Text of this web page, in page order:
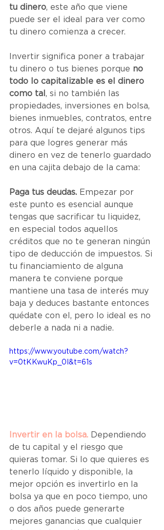
tu dinero, este año que viene
puede ser el ideal para ver como
tu dinero comienza a crecer.
Invertir significa poner a trabajar
tu dinero o tus bienes porque no
todo lo capitalizable es el dinero
como tal , si no también las
propiedades, inversiones en bolsa,
bienes inmuebles, contratos, entre
otros. Aquí te dejaré algunos tips
para que logres generar más
dinero en vez de tenerlo guardado
en una cajita debajo de la cama:
Paga tus deudas. Empezar por
este punto es esencial aunque
tengas que sacrificar tu liquidez,
en especial todos aquellos
créditos que no te generan ningún
tipo de deducción de impuestos. Si
tu financiamiento de alguna
manera te conviene porque
mantiene una tasa de interés muy
baja y deduces bastante entonces
quédate con el, pero lo ideal es no
deberle a nada ni a nadie.
https://www.youtube.com/watch?
v=0tKKwuKp_0I&t=61s
Invertir en la bolsa. Dependiendo
de tu capital y el riesgo que
quieras tomar. Si lo que quieres es
tenerlo líquido y disponible, la
mejor opción es invertirlo en la
bolsa ya que en poco tiempo, uno
o dos años puede generarte
mejores ganancias que cualquier